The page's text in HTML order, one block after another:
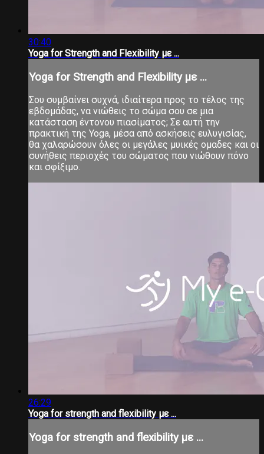
30:40
Yoga for Strength and Flexibility με ...
Yoga for Strength and Flexibility με ...
Σου συμβαίνει συχνά, ιδιαίτερα προς το τέλος της
εβδομάδας, να νιώθεις το σώμα σου σε μια
κατάσταση έντονου πιασίματος; Σε αυτή την
πρακτική της Yoga, μέσα από ασκήσεις ευλυγισίας,
θα χαλαρώσουν όλες οι μεγάλες μυικές ομαδες και οι
συνήθεις περιοχές του σώματος που νιώθουν πόνο
και σφίξιμο.
26:29
Yoga for strength and flexibility με ...
Yoga for strength and flexibility με ...